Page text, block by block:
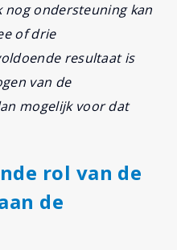
nog ondersteuning kan
of drie
resultaat is
van de
mogelijk voor dat
rol van de
de